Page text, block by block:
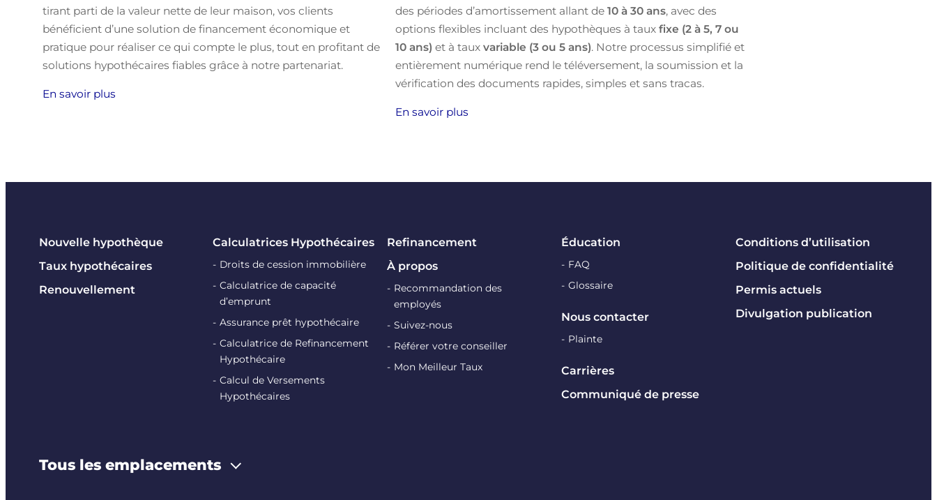
tirant parti de la valeur nette de leur maison, vos clients
bénéficient d’une solution de financement économique et
pratique pour réaliser ce qui compte le plus, tout en profitant de
solutions hypothécaires fiables grâce à notre partenariat.
En savoir plus
des périodes d’amortissement allant de 10 à 30 ans, avec des
options flexibles incluant des hypothèques à taux fixe (2 à 5, 7 ou
10 ans) et à taux variable (3 ou 5 ans). Notre processus simplifié et
entièrement numérique rend le téléversement, la soumission et la
vérification des documents rapides, simples et sans tracas.
En savoir plus
Nouvelle hypothèque
Taux hypothécaires
Renouvellement
Calculatrices Hypothécaires
Droits de cession immobilière
Calculatrice de capacité
d’emprunt
Assurance prêt hypothécaire
Calculatrice de Refinancement
Hypothécaire
Calcul de Versements
Hypothécaires
Refinancement
À propos
Recommandation des
employés
Suivez-nous
Référer votre conseiller
Mon Meilleur Taux
Éducation
FAQ
Glossaire
Nous contacter
Plainte
Carrières
Communiqué de presse
Conditions d’utilisation
Politique de confidentialité
Permis actuels
Divulgation publication
Tous les emplacements